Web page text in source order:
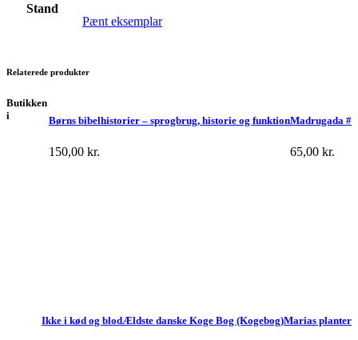
Stand
Pænt eksemplar
Relaterede produkter
Madrugada #
65,00 kr.
Børns bibelhistorier – sprogbrug, historie og funktion
150,00 kr.
Marias planter
Ældste danske Koge Bog (Kogebog)
Ikke i kød og blod
Butikken
i